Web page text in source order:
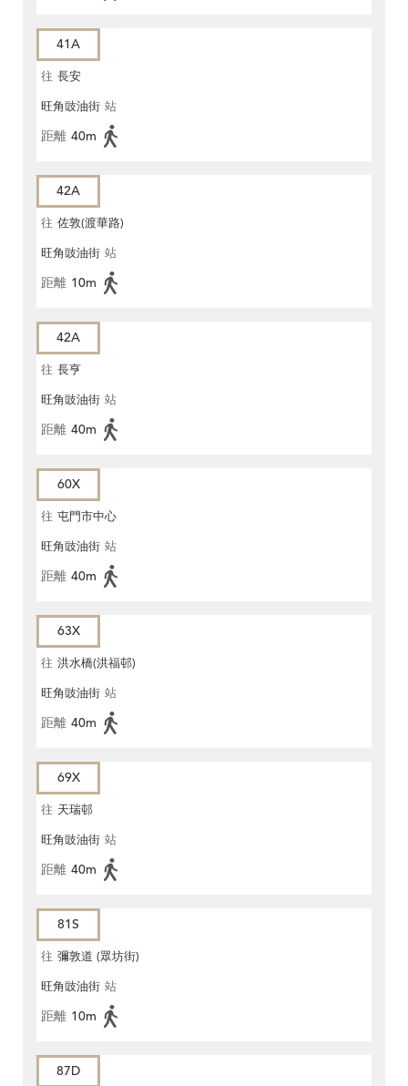
41A
往 長安
旺角豉油街 站
距離 40m
42A
往 佐敦(渡華路)
旺角豉油街 站
距離 10m
42A
往 長亨
旺角豉油街 站
距離 40m
60X
往 屯門市中心
旺角豉油街 站
距離 40m
63X
往 洪水橋(洪福邨)
旺角豉油街 站
距離 40m
69X
往 天瑞邨
旺角豉油街 站
距離 40m
81S
往 彌敦道 (眾坊街)
旺角豉油街 站
距離 10m
87D